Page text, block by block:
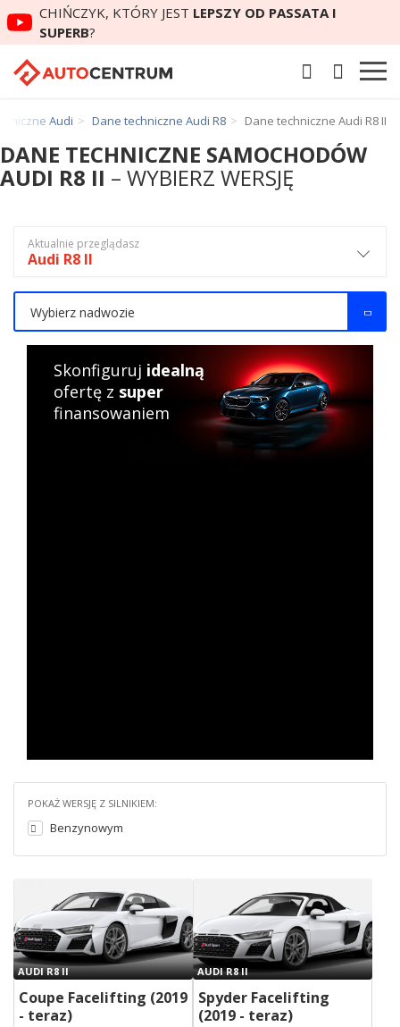
CHIŃCZYK, KTÓRY JEST LEPSZY OD PASSATA I
SUPERB?
Audi Dane techniczne Audi R8 Dane techniczne Audi R8 II
DANE TECHNICZNE SAMOCHODÓW
AUDI R8 II – WYBIERZ WERSJĘ
POKAŻ WERSJĘ Z SILNIKIEM:
Benzynowym
AUDI R8 II
Coupe Facelifting (2019
- teraz)
AUDI R8 II
Spyder Facelifting
(2019 - teraz)
Aktualnie przeglądasz
Audi R8 II
Wybierz nadwozie
Skonfiguruj idealną
ofertę z super
finansowaniem